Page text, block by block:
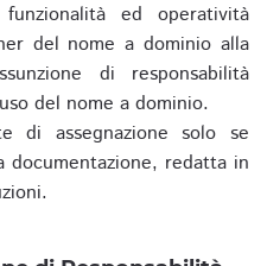
ed operatività
del nome a dominio alla
di responsabilità
del nome a dominio.
di assegnazione solo se
documentazione, redatta in